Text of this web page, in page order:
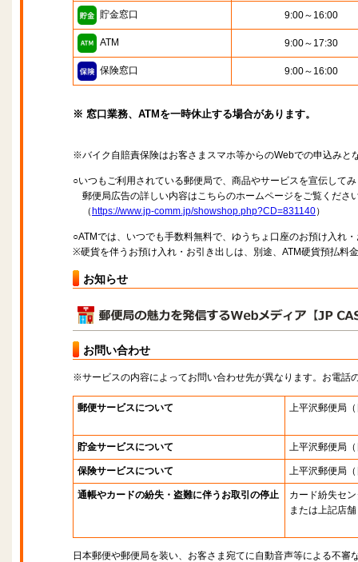
貯金窓口 9:00～16:00
ATM 9:00～17:30
保険窓口 9:00～16:00
※ 窓口業務、ATMを一時休止する場合があります。
※バイク自賠責保険はお客さまスマホ等からのWebでの申込みと
○いつもご利用されている郵便局で、商品やサービスを宣伝して
郵便局広告の詳しい内容はこちらのホームページをご覧くださ
（ https://www.jp-comm.jp/showshop.php?CD=831140）
○ATMでは、いつでも手数料無料で、ゆうちょ口座のお預け入れ
※硬貨を伴うお預け入れ・お引き出しは、別途、ATM硬貨預払料
お知らせ
お問い合わせ
※サービスの内容によってお問い合わせ先が異なります。お電話
郵便サービスについて 上平沢郵便局
貯金サービスについて 上平沢郵便局
保険サービスについて 上平沢郵便局
通帳やカードの紛失・盗難に伴うお取引の停止
カード紛失セ
または上記店舗
日本郵便や郵便局を装い、お客さま宛てに自動音声等による不審